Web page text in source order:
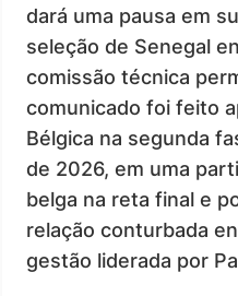
dará uma pausa em
seleção de Senegal
comissão técnica
comunicado foi feito
Bélgica na segunda
de 2026, em uma
belga na reta final e
relação conturbada
gestão liderada por